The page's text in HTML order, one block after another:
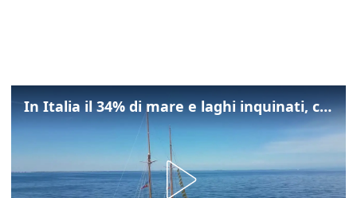
In Italia il 34% di mare e laghi inquinati, colpa della maladepurazione